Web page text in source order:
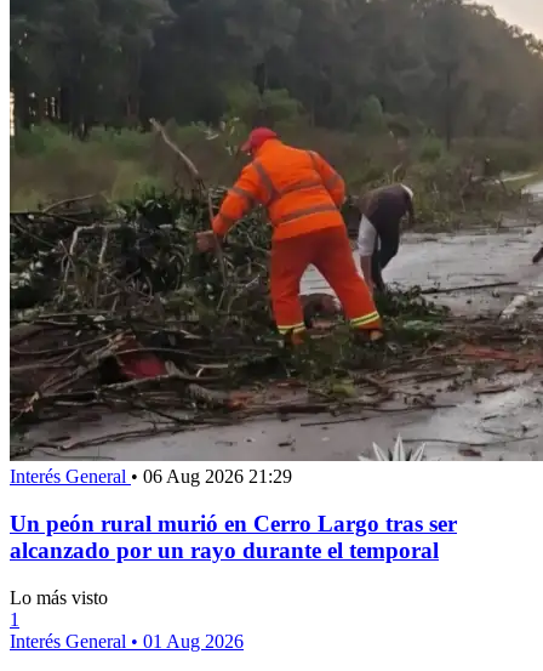
Interés General • 06 Aug 2026 21:29
Un peón rural murió en Cerro Largo tras ser
alcanzado por un rayo durante el temporal
Lo más visto
1
Interés General • 01 Aug 2026